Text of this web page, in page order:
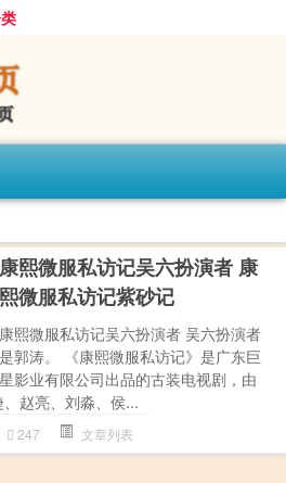
康熙微服私访记吴六扮演者 康
熙微服私访记紫砂记
康熙微服私访记吴六扮演者 吴六扮演者
是郭涛。 《康熙微服私访记》是广东巨
星影业有限公司出品的古装电视剧，由
赵亮、刘淼、侯...
247 文章列表